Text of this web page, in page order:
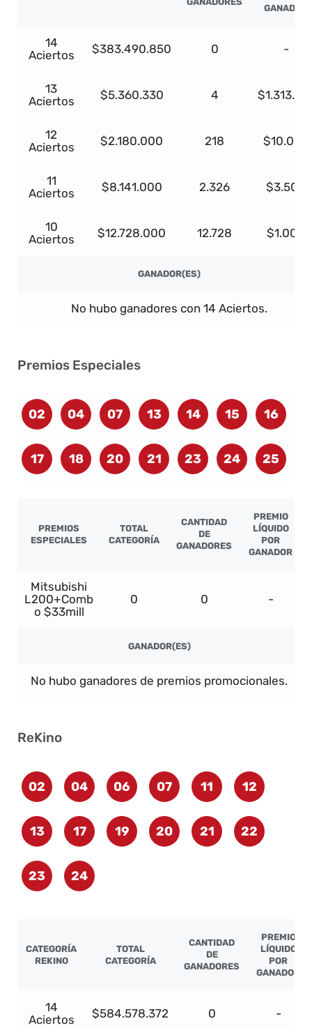
GANADOR
14
Aciertos
$383.490.850 0 -
13
Aciertos
$5.360.330 4
12
Aciertos
$2.180.000 218 $10.000
11
Aciertos
$8.141.000 2.326 $3.500
10
Aciertos
$12.728.000 12.728 $1.000
GANADOR(ES)
No hubo ganadores con 14 Aciertos.
Premios Especiales
02 04 07 13 14 15 16
17 18 20 21 23 24 25
PREMIOS
ESPECIALES
TOTAL
CATEGORÍA
CANTIDAD
DE
GANADORES
PREMIO
LÍQUIDO
POR
GANADOR
Mitsubishi
L200+Comb
o $33mill
0 0 -
GANADOR(ES)
No hubo ganadores de premios promocionales.
ReKino
02 04 06 07 11 12
13 17 19 20 21 22
23 24
CATEGORÍA
REKINO
TOTAL
CATEGORÍA
CANTIDAD
DE
GANADORES
PREMIO
LÍQUIDO
POR
GANADOR
14
Aciertos
$584.578.372 0 -